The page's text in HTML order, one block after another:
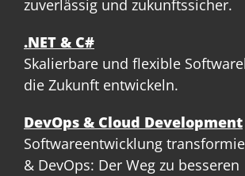
zuverlässig und zukunftssicher.
.NET & C#
Skalierbare und flexible
die Zukunft entwickeln.
DevOps & Cloud Development
Softwareentwicklung
& DevOps: Der Weg zu besseren